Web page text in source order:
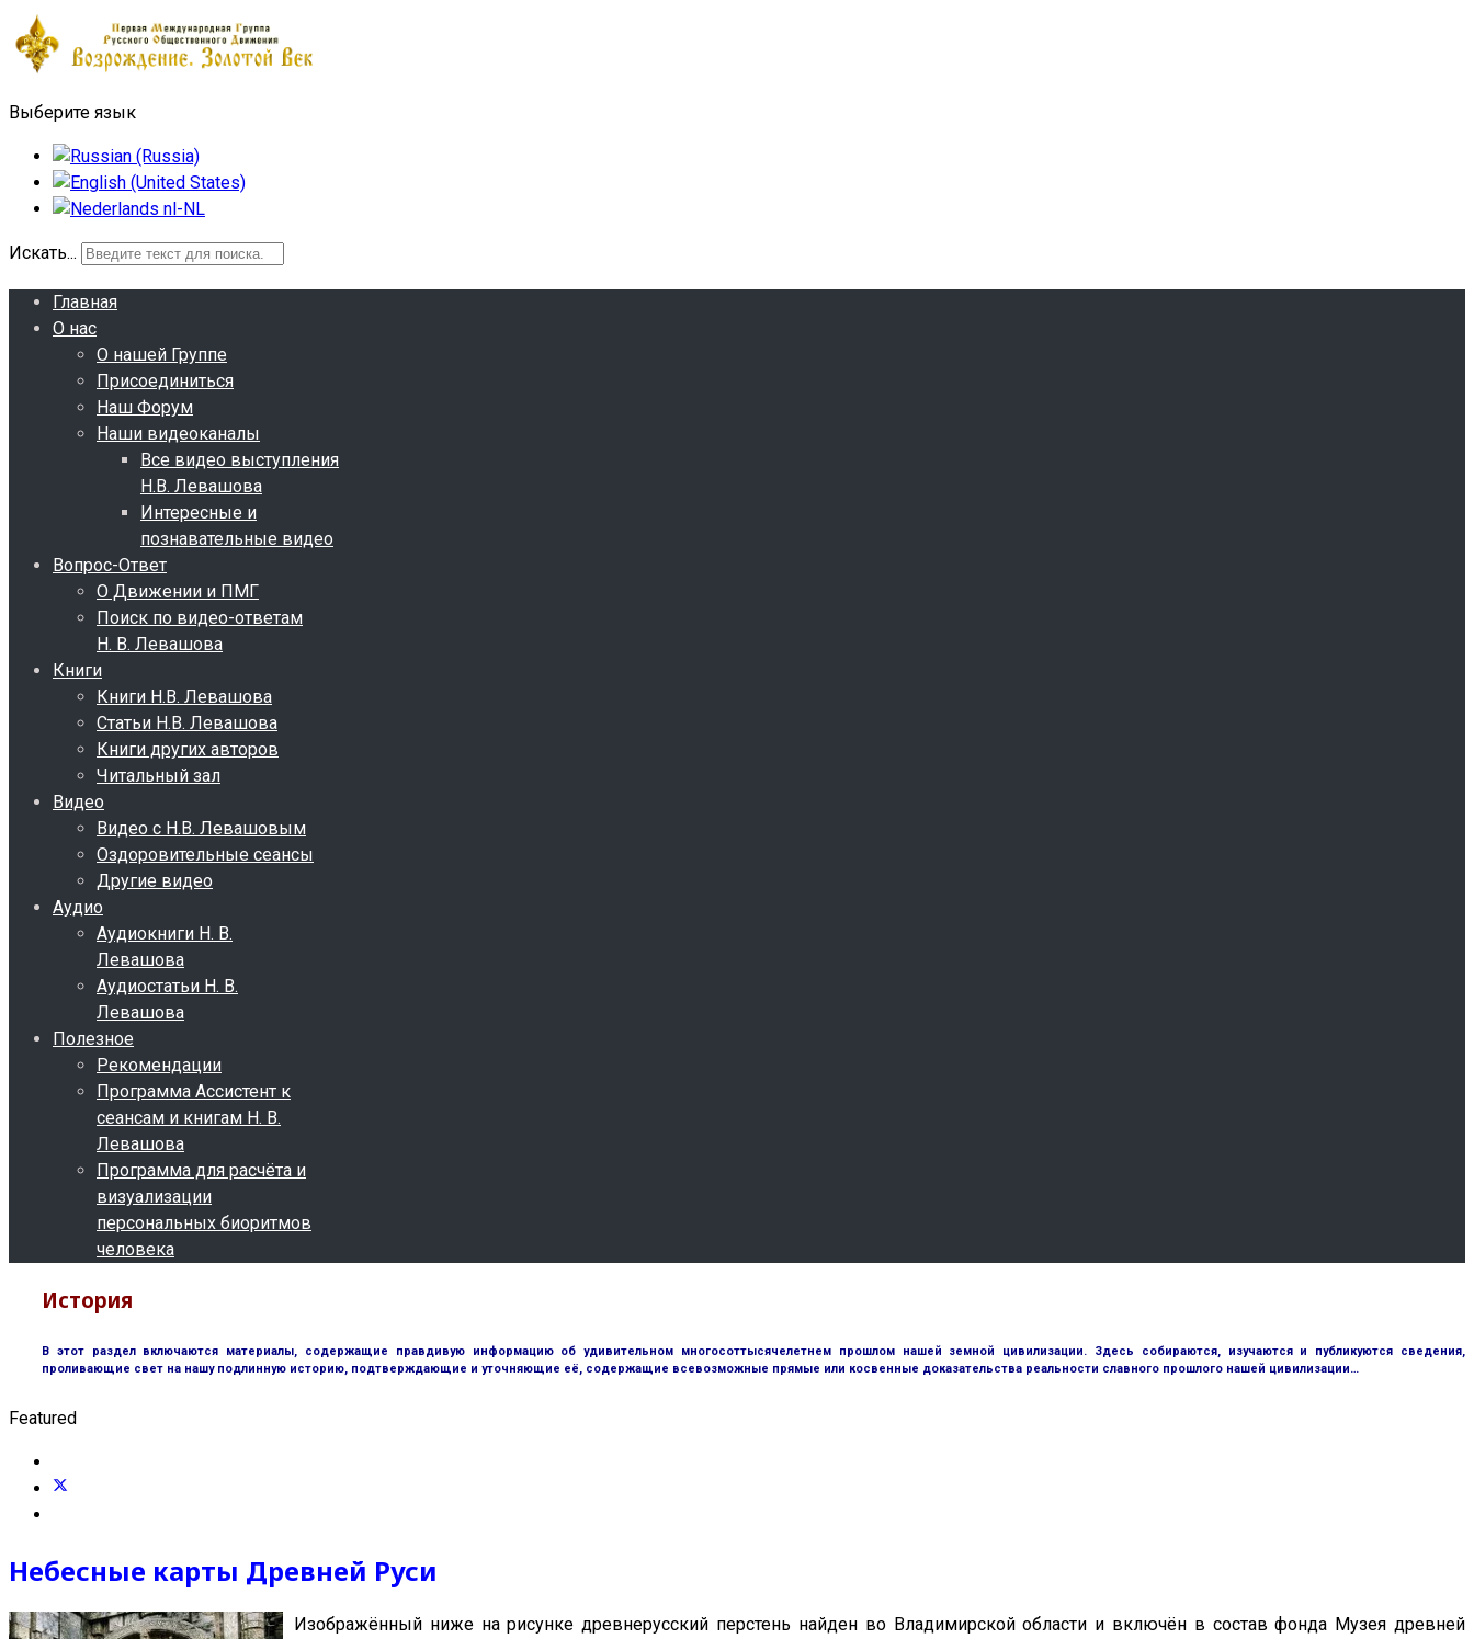
Выберите язык
Искать...
Главная
О нас
О нашей Группе
Присоединиться
Наш Форум
Наши видеоканалы
Все видео выступления
Н.В. Левашова
Интересные и
познавательные видео
Вопрос-Ответ
О Движении и ПМГ
Поиск по видео-ответам
Н. В. Левашова
Книги
Книги Н.В. Левашова
Статьи Н.В. Левашова
Книги других авторов
Читальный зал
Видео
Видео с Н.В. Левашовым
Оздоровительные сеансы
Другие видео
Аудио
Аудиокниги Н. В.
Левашова
Аудиостатьи Н. В.
Левашова
Полезное
Рекомендации
Программа Ассистент к
сеансам и книгам Н. В.
Левашова
Программа для расчёта и
визуализации
персональных биоритмов
человека
История
В этот раздел включаются материалы, содержащие правдивую информацию об удивительном многосоттысячелетнем прошлом нашей земной цивилизации. Здесь собираются, изучаются и публикуются сведения,
проливающие свет на нашу подлинную историю, подтверждающие и уточняющие её, содержащие всевозможные прямые или косвенные доказательства реальности славного прошлого нашей цивилизации…
Featured
Небесные карты Древней Руси
Изображённый ниже на рисунке древнерусский перстень найден во Владимирской области и включён в состав фонда Музея древней